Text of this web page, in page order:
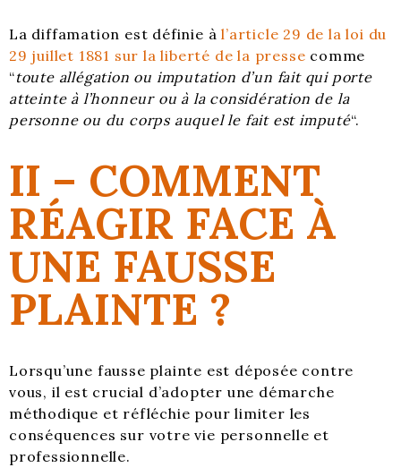
La diffamation est définie àl’article 29 de la loi du
29 juillet 1881 sur la liberté de la presse comme
“toute allégation ou imputation d’un fait qui porte
atteinte à l’honneur ou à la considération de la
personne ou du corps auquel le fait est imputé“.
II – COMMENT
RÉAGIR FACE À
UNE FAUSSE
PLAINTE ?
Lorsqu’une fausse plainte est déposée contre
vous, il est crucial d’adopter une démarche
méthodique et réfléchie pour limiter les
conséquences sur votre vie personnelle et
professionnelle.